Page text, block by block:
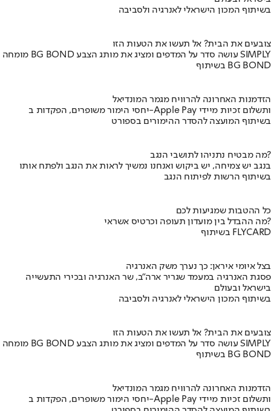
בשיתוף המכון הישראלי לאנרגיה ולסביבה
צובעים את הבית? אל תעשו את הטעות הזו
מומחה BG BOND עושה סדר על המדפים ומציג את מותג הצבע SIMPLY
בשיתוף BG BOND
הזדמנות האחרונה להרוויח מגמר המונדיאל
יחסי הימור משופרים, הפקדות ב-Apple Pay ותשלום זכיות מיידי
בשיתוף המועצה להסדר ההימורים בספורט
מה מבטיח נתניהו לתושבי הנגב?
בנגב יש צמיחה, יש ביקוש ואנחנו נמשיך לראות את הנגב ולפתח אותו
בשיתוף הרשות לפיתוח הנגב
כל ההטבות שמגיעות לכם
מה ההבדל בין מועדון תעופה וכרטיס אשראי?
בשיתוף FLYCARD
בצל איומי איראן: כך נערך משק האנרגיה
פסגת האנרגיה במעמד שגריר ארה"ב, שר האנרגיה ובכירי התעשייה
בישראל ובעולם
בשיתוף המכון הישראלי לאנרגיה ולסביבה
צובעים את הבית? אל תעשו את הטעות הזו
מומחה BG BOND עושה סדר על המדפים ומציג את מותג הצבע SIMPLY
בשיתוף BG BOND
הזדמנות האחרונה להרוויח מגמר המונדיאל
יחסי הימור משופרים, הפקדות ב-Apple Pay ותשלום זכיות מיידי